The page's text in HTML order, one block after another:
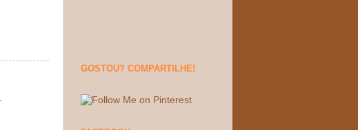
GOSTOU? COMPARTILHE!